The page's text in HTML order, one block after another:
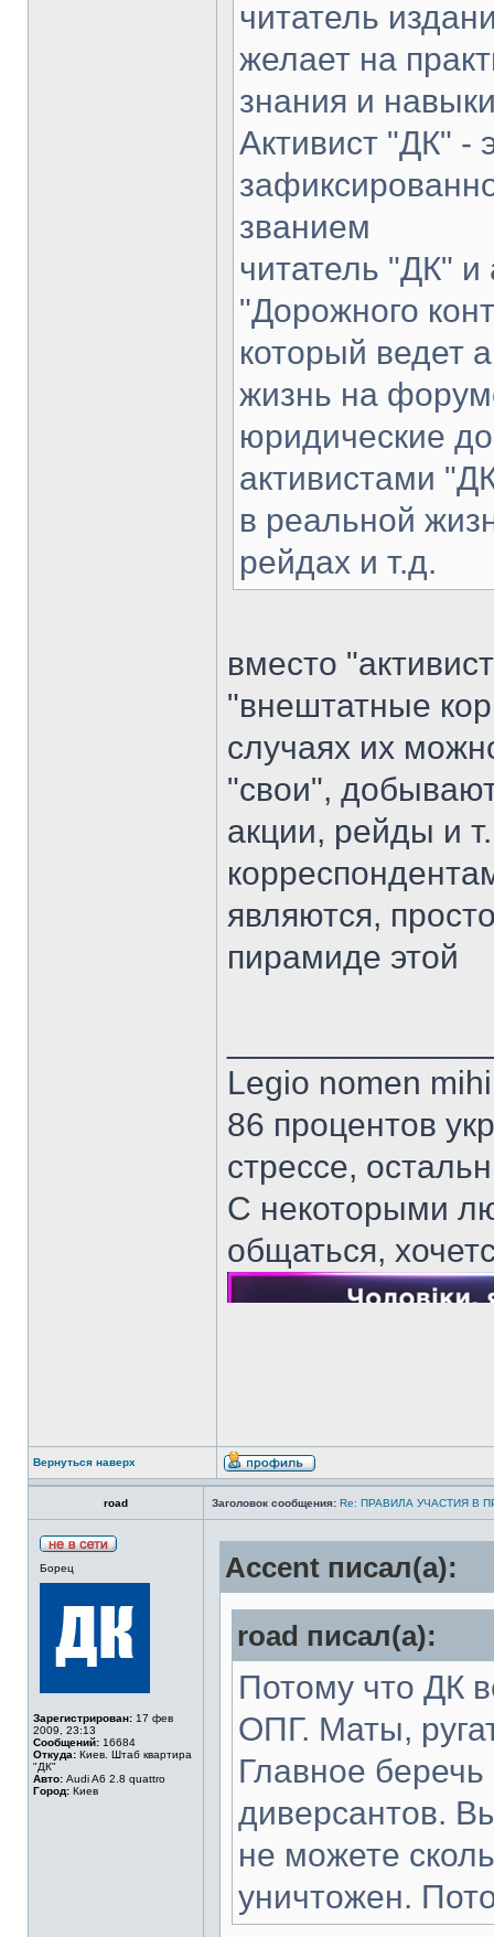
читатель
желает на
знания и
Активист "ДК" -
званием
читатель "ДК" и
"Дорожного
который ведет
жизнь на
юридические
активистами
в реальной
рейдах и т.д.
вместо
"внештатные
случаях их
"свои",
акции, рейды и
являются,
пирамиде этой
Legio nomen
86 процентов
стрессе,
С некоторыми
общаться,
Вернуться наверх
road Заголовок сообщения: Re: ПРАВИЛА УЧАСТИЯ В
Борец
Зарегистрирован: 17 фев
2009, 23:13
Сообщений: 16684
Откуда: Киев. Штаб квартира
"ДК"
Авто: Audi A6 2.8 quattro
Город: Киев
Accent писал(а):
road писал(а):
Потому что ДК
ОПГ. Маты,
Главное
диверсантов.
не можете
уничтожен.